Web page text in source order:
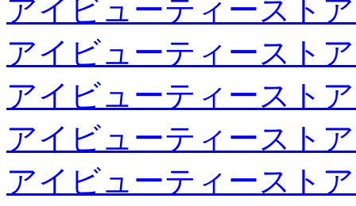
アイビューティースト
アイビューティースト
アイビューティースト
アイビューティースト
アイビューティースト